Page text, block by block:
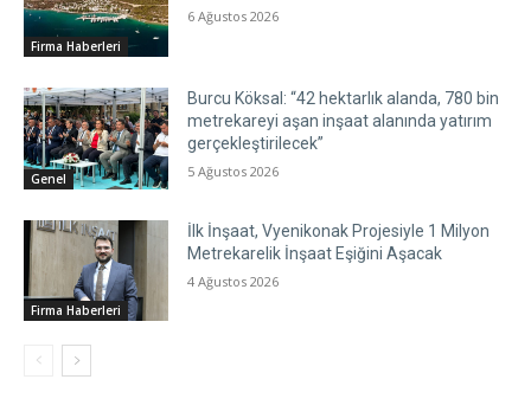
Firma Haberleri
6 Ağustos 2026
Genel
Burcu Köksal: “42 hektarlık alanda, 780 bin
metrekareyi aşan inşaat alanında yatırım
gerçekleştirilecek”
5 Ağustos 2026
Firma Haberleri
İlk İnşaat, Vyenikonak Projesiyle 1 Milyon
Metrekarelik İnşaat Eşiğini Aşacak
4 Ağustos 2026